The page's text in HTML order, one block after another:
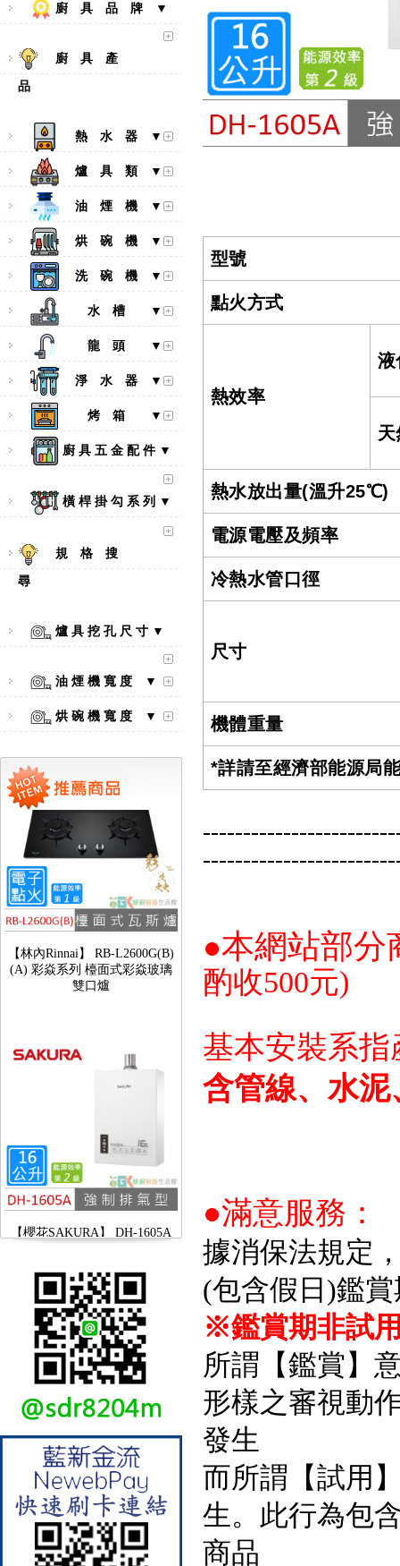
廚 具 品 牌 ▼
廚 具 產
品
熱 水 器 ▼
爐 具 類 ▼
油 煙 機 ▼
烘 碗 機 ▼
洗 碗 機 ▼
水 槽 ▼
龍 頭 ▼
淨 水 器 ▼
烤 箱 ▼
廚 具 五 金 配 件 ▼
橫 桿 掛 勾 系 列 ▼
規 格 搜
尋
爐 具 挖 孔 尺 寸 ▼
油 煙 機 寬 度 ▼
烘 碗 機 寬 度 ▼
【林內Rinnai】 RB-L2600S(A)
彩焱系列 檯面式彩焱不銹鋼雙
口爐
【林內Rinnai】 RB-L2600G(B)
(A) 彩焱系列 檯面式彩焱玻璃
雙口爐
【櫻花SAKURA】 DH-1605A
16公升/分 數位恆溫 LCD溫度設
定 分段火排
【林內Rinnai】 RB-L2600S(A)
彩焱系列 檯面式彩焱不銹鋼雙
口爐
型號
點火方式
熱效率
液
熱水放出量(溫升25℃)
電源電壓及頻率
冷熱水管口徑
尺寸
機體重量
*詳請至經濟部能源局
●本網站部
酌收500元)
基本安裝系
含管線、水
●滿意服務：
據消保法規定
(包含假日)鑑
※鑑賞期非試
所謂【鑑賞】
形樣之審視動
發生
而所謂【試用
生。此行為包
商品